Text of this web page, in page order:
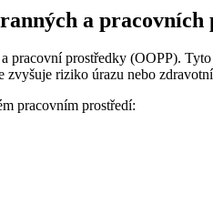
a pracovních
pracovní prostředky (OOPP).
zvyšuje riziko úrazu nebo
pracovním prostředí: